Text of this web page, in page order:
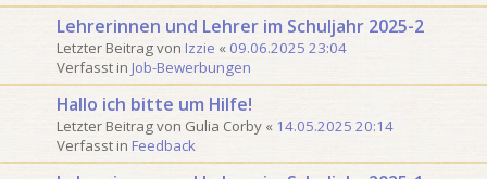
Lehrerinnen und Lehrer im Schuljahr 2025-2
Letzter Beitrag von Izzie « 09.06.2025 23:04
Verfasst in Job-Bewerbungen
Hallo ich bitte um Hilfe!
Letzter Beitrag von Gulia Corby « 14.05.2025 20:14
Verfasst in Feedback